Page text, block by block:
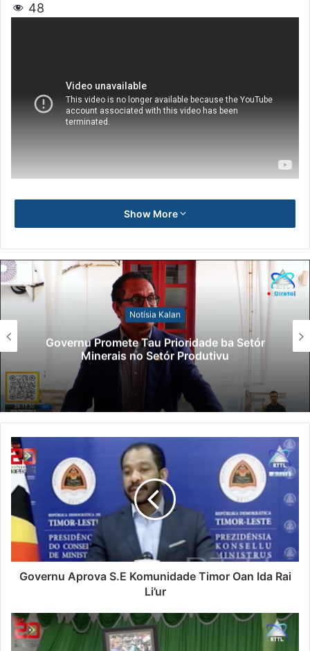
48
Show More
Notísia Kalan
Governu Promete Tau Prioridade ba Setór
Minerais no Setór Produtivu
Governu Aprova S.E Komunidade Timor Oan Ida Rai
Li’ur